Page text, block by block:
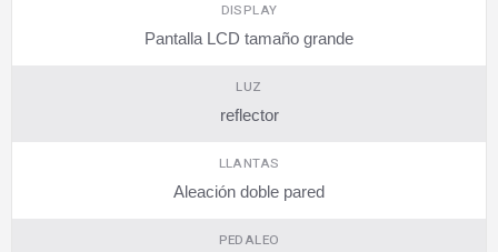
DISPLAY
Pantalla LCD tamaño grande
LUZ
reflector
LLANTAS
Aleación doble pared
PEDALEO